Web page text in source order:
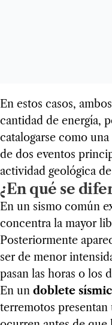
En estos casos,
cantidad de energía,
catalogarse como
de dos eventos
actividad geológica
¿En qué se
En un sismo común
concentra la mayor
Posteriormente
ser de menor
pasan las horas o los
En un doblete
terremotos presentan